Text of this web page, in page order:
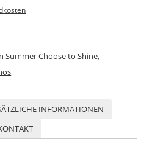
Summer Choose to Shine,
INFORMATIONEN